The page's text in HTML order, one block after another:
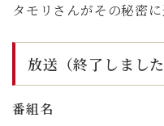
タモリさんがその秘密に
放送（終了しました
番組名